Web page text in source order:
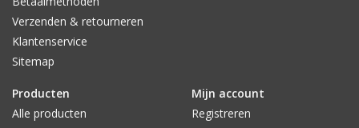
Verzenden & retourneren
Klantenservice
Sitemap
Producten
Alle producten
Mijn account
Registreren